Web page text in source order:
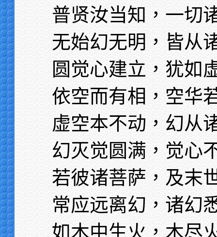
普贤汝当知，一切
无始幻无明，皆从
圆觉心建立，犹如
依空而有相，空华
虚空本不动，幻从
幻灭觉圆满，觉心
若彼诸菩萨，及末
常应远离幻，诸幻
如木中生火，木尽